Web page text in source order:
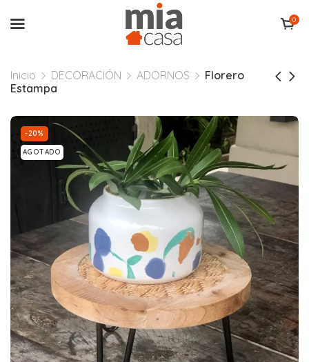
0
Inicio DECORACIÓN ADORNOS
Florero
Estampa
-20%
AGOTADO